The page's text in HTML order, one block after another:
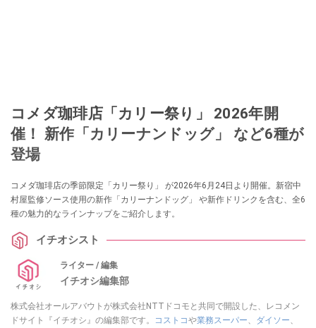
コメダ珈琲店「カリー祭り」 2026年開
催！ 新作「カリーナンドッグ」 など6種が
登場
コメダ珈琲店の季節限定「カリー祭り」 が2026年6月24日より開催。新宿中
村屋監修ソース使用の新作「カリーナンドッグ」 や新作ドリンクを含む、全6
種の魅力的なラインナップをご紹介します。
イチオシスト
ライター / 編集
イチオシ編集部
株式会社オールアバウトが株式会社NTTドコモと共同で開設した、レコメン
ドサイト『イチオシ』の編集部です。
コストコや業務スーパー ダイソー